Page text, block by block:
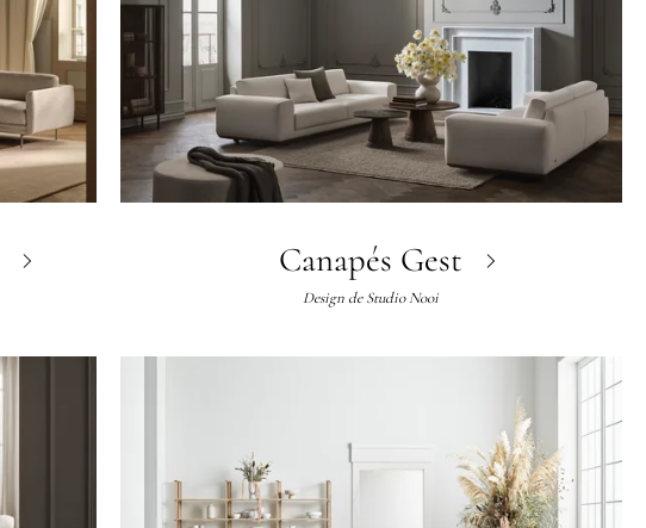
Canapés Gest
Design deStudio Nooi